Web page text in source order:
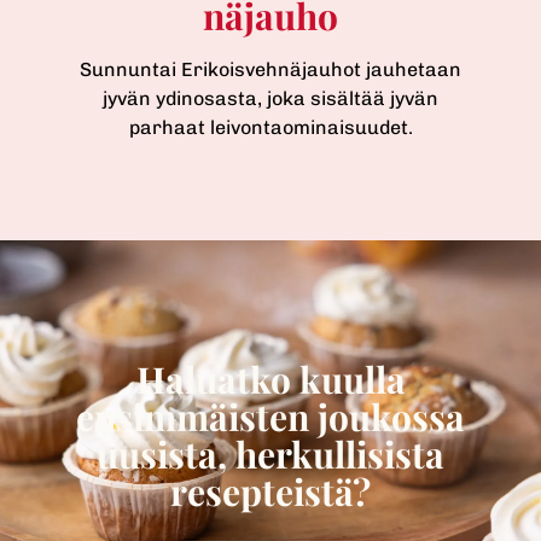
näjauho
Sunnuntai Erikoisvehnäjauhot jauhetaan
jyvän ydinosasta, joka sisältää jyvän
parhaat leivontaominaisuudet.
u
r
r
e
n
t
s
l
i
d
Haluatko kuulla
ensimmäisten joukossa
uusista, herkullisista
resepteistä?